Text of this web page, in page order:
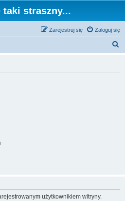
taki straszny...
Zaloguj się
Zarejestruj się
użytkownikiem witryny.